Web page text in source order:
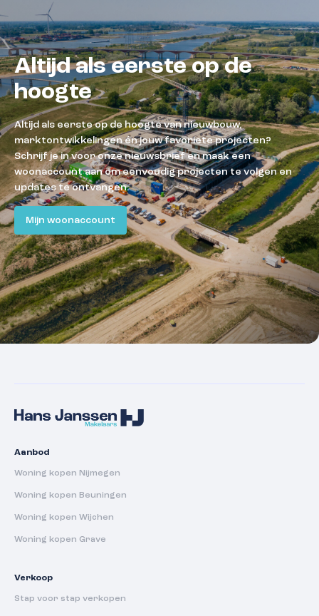
Altijd als eerste op de
hoogte
Altijd als eerste op de hoogte van nieuwbouw,
marktontwikkelingen én jouw favoriete projecten?
Schrijf je in voor onze nieuwsbrief en maak een
woonaccount aan om eenvoudig projecten te volgen en
updates te ontvangen.
Mijn woonaccount
Aanbod
Woning kopen Nijmegen
Woning kopen Beuningen
Woning kopen Wijchen
Woning kopen Grave
Verkoop
Stap voor stap verkopen